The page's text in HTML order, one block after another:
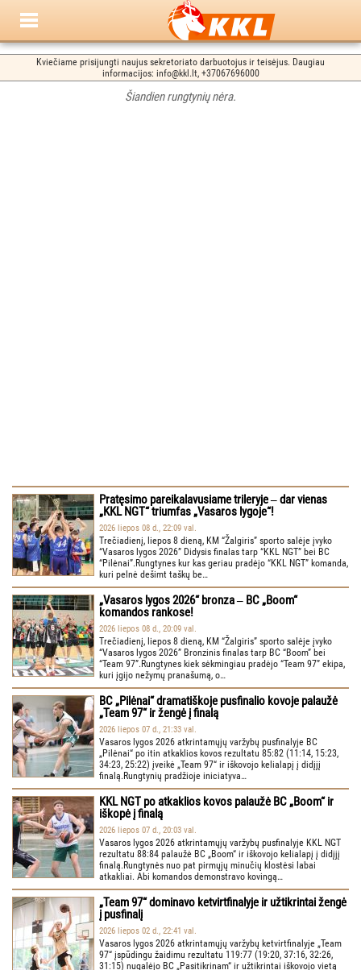
Kviečiame prisijungti naujus sekretoriato darbuotojus ir teisėjus. Daugiau
informacijos: info@kkl.lt, +37067696000
Šiandien rungtynių nėra.
Pratęsimo pareikalavusiame trileryje ‒ dar vienas
„KKL NGT“ triumfas „Vasaros lygoje“!
2026 liepos 08 d., 22:09 val.
Trečiadienį, liepos 8 dieną, KM “Žalgiris” sporto salėje įvyko
“Vasaros lygos 2026” Didysis finalas tarp “KKL NGT” bei BC
“Pilėnai”.Rungtynes kur kas geriau pradėjo “KKL NGT” komanda,
kuri pelnė dešimt taškų be…
„Vasaros lygos 2026“ bronza ‒ BC „Boom“
komandos rankose!
2026 liepos 08 d., 20:09 val.
Trečiadienį, liepos 8 dieną, KM “Žalgiris” sporto salėje įvyko
“Vasaros lygos 2026” Bronzinis finalas tarp BC “Boom” bei
“Team 97”.Rungtynes kiek sėkmingiau pradėjo “Team 97” ekipa,
kuri įgijo nežymų pranašumą, o…
BC „Pilėnai“ dramatiškoje pusfinalio kovoje palaužė
„Team 97“ ir žengė į finalą
2026 liepos 07 d., 21:33 val.
Vasaros lygos 2026 atkrintamųjų varžybų pusfinalyje BC
„Pilėnai“ po itin atkaklios kovos rezultatu 85:82 (11:14, 15:23,
34:23, 25:22) įveikė „Team 97“ ir iškovojo kelialapį į didįjį
finalą.Rungtynių pradžioje iniciatyva…
KKL NGT po atkaklios kovos palaužė BC „Boom“ ir
iškopė į finalą
2026 liepos 07 d., 20:03 val.
Vasaros lygos 2026 atkrintamųjų varžybų pusfinalyje KKL NGT
rezultatu 88:84 palaužė BC „Boom“ ir iškovojo kelialapį į didįjį
finalą.Rungtynės nuo pat pirmųjų minučių klostėsi labai
atkakliai. Abi komandos demonstravo kovingą…
„Team 97“ dominavo ketvirtfinalyje ir užtikrintai žengė
į pusfinalį
2026 liepos 02 d., 22:41 val.
Vasaros lygos 2026 atkrintamųjų varžybų ketvirtfinalyje „Team
97“ įspūdingu žaidimu rezultatu 119:77 (19:20, 37:16, 32:26,
31:15) nugalėjo BC „Pasitikrinam“ ir užtikrintai iškovojo vietą